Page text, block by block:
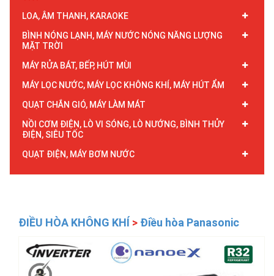
LOA, ÂM THANH, KARAOKE
BÌNH NÓNG LẠNH, MÁY NƯỚC NÓNG NĂNG LƯỢNG
MẶT TRỜI
MÁY RỬA BÁT, BẾP, HÚT MÙI
MÁY LỌC NƯỚC, MÁY LỌC KHÔNG KHÍ, MÁY HÚT ẨM
QUẠT CHẮN GIÓ, MÁY LÀM MÁT
NỒI CƠM ĐIỆN, LÒ VI SÓNG, LÒ NƯỚNG, BÌNH THỦY
ĐIỆN, SIÊU TỐC
QUẠT ĐIỆN, MÁY BƠM NƯỚC
ĐIỀU HÒA KHÔNG KHÍ > Điều hòa Panasonic